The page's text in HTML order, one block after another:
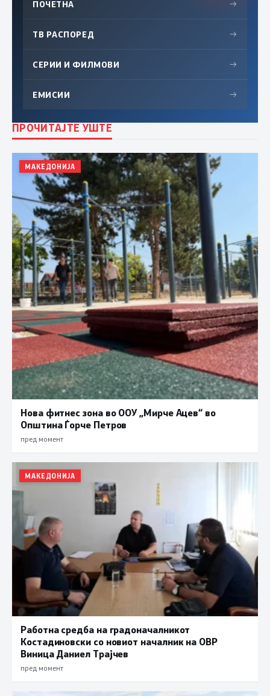
ПОЧЕТНА →
ТВ РАСПОРЕД →
СЕРИИ И ФИЛМОВИ →
ЕМИСИИ →
ПРОЧИТАЈТЕ УШТЕ
МАКЕДОНИЈА
Нова фитнес зона во ООУ „Мирче Ацев“ во
Општина Ѓорче Петров
пред момент
МАКЕДОНИЈА
Работна средба на градоначалникот
Костадиновски со новиот началник на ОВР
Виница Даниел Трајчев
пред момент